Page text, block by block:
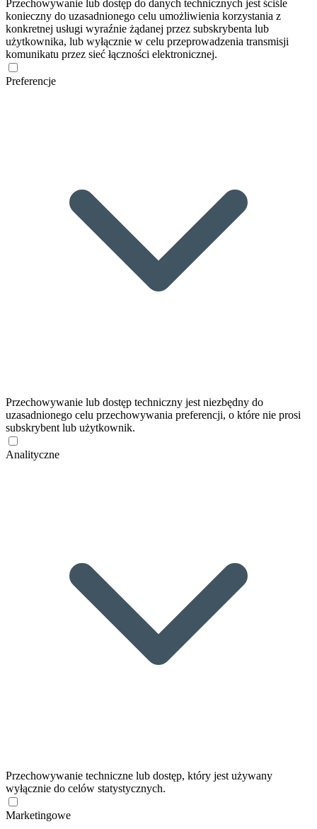
Przechowywanie lub dostęp do danych technicznych jest ściśle
konieczny do uzasadnionego celu umożliwienia korzystania z
konkretnej usługi wyraźnie żądanej przez subskrybenta lub
użytkownika, lub wyłącznie w celu przeprowadzenia transmisji
komunikatu przez sieć łączności elektronicznej.
Preferencje
Przechowywanie lub dostęp techniczny jest niezbędny do
uzasadnionego celu przechowywania preferencji, o które nie prosi
subskrybent lub użytkownik.
Analityczne
Przechowywanie techniczne lub dostęp, który jest używany
wyłącznie do celów statystycznych.
Marketingowe